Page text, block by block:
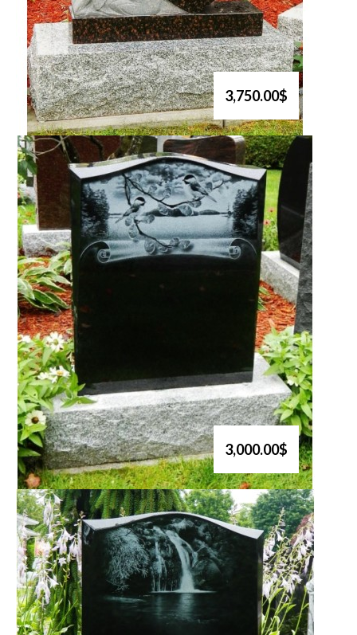
3,750.00$
3,000.00$